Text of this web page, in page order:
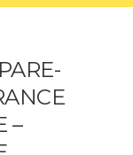
–